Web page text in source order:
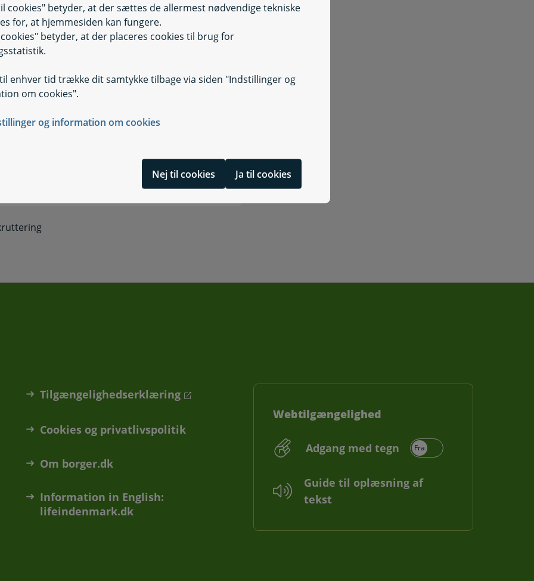
cookies" betyder, at der sættes de allermest nødvendige tekniske
for, at hjemmesiden kan fungere.
cookies" betyder, at der placeres cookies til brug for
enhver tid trække dit samtykke tilbage via siden "Indstillinger og
om cookies".
og information om cookies
Nej til cookies Ja til cookies
under indsættelse Selvbetjening
Selvbetjening, Ansøg om hjælp til betaling af husleje under indsættelse -
Tilgængelighedserklæring
Cookies og privatlivspolitik
Om borger.dk
Information in English:
lifeindenmark.dk
Webtilgængelighed
Adgang med tegn
Guide til oplæsning af
tekst